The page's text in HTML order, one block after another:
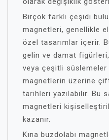
Birçok farklı çeşidi
magnetleri, genellikle
özel tasarımlar içerir.
gelin ve damat
veya çeşitli süslemeler
magnetlerin üzerine
tarihleri yazılabilir. Bu
magnetleri
kazanır.
Kına buzdolabı